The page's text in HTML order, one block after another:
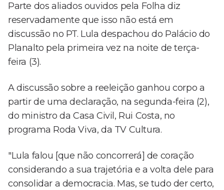
Parte dos aliados ouvidos pela Folha diz
reservadamente que isso não está em
discussão no PT. Lula despachou do Palácio do
Planalto pela primeira vez na noite de terça-
feira (3).
A discussão sobre a reeleição ganhou corpo a
partir de uma declaração, na segunda-feira (2),
do ministro da Casa Civil, Rui Costa, no
programa Roda Viva, da TV Cultura.
"Lula falou [que não concorrerá] de coração
considerando a sua trajetória e a volta dele para
consolidar a democracia. Mas, se tudo der certo,